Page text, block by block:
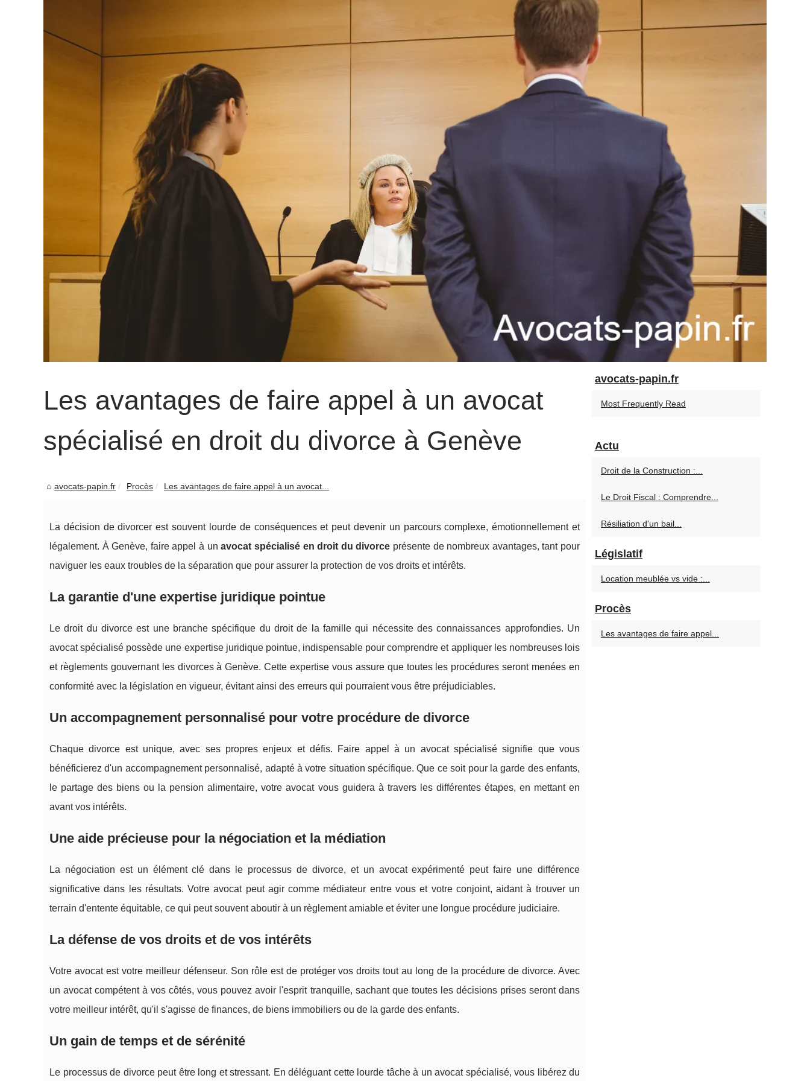
Les avantages de faire appel à un avocat
spécialisé en droit du divorce à Genève
avocats-papin.fr Procès Les avantages de faire appel à un avocat...
La décision de divorcer est souvent lourde de conséquences et peut devenir un parcours complexe, émotionnellement et
légalement. À Genève, faire appel à unavocat spécialisé en droit du divorce présente de nombreux avantages, tant pour
naviguer les eaux troubles de la séparation que pour assurer la protection de vos droits et intérêts.
La garantie d'une expertise juridique pointue
Le droit du divorce est une branche spécifique du droit de la famille qui nécessite des connaissances approfondies. Un
avocat spécialisé possède une expertise juridique pointue, indispensable pour comprendre et appliquer les nombreuses lois
et règlements gouvernant les divorces à Genève. Cette expertise vous assure que toutes les procédures seront menées en
conformité avec la législation en vigueur, évitant ainsi des erreurs qui pourraient vous être préjudiciables.
Un accompagnement personnalisé pour votre procédure de divorce
Chaque divorce est unique, avec ses propres enjeux et défis. Faire appel à un avocat spécialisé signifie que vous
bénéficierez d'un accompagnement personnalisé, adapté à votre situation spécifique. Que ce soit pour la garde des enfants,
le partage des biens ou la pension alimentaire, votre avocat vous guidera à travers les différentes étapes, en mettant en
avant vos intérêts.
Une aide précieuse pour la négociation et la médiation
La négociation est un élément clé dans le processus de divorce, et un avocat expérimenté peut faire une différence
significative dans les résultats. Votre avocat peut agir comme médiateur entre vous et votre conjoint, aidant à trouver un
terrain d'entente équitable, ce qui peut souvent aboutir à un règlement amiable et éviter une longue procédure judiciaire.
La défense de vos droits et de vos intérêts
Votre avocat est votre meilleur défenseur. Son rôle est de protéger vos droits tout au long de la procédure de divorce. Avec
un avocat compétent à vos côtés, vous pouvez avoir l'esprit tranquille, sachant que toutes les décisions prises seront dans
votre meilleur intérêt, qu'il s'agisse de finances, de biens immobiliers ou de la garde des enfants.
Un gain de temps et de sérénité
Le processus de divorce peut être long et stressant. En déléguant cette lourde tâche à un avocat spécialisé, vous libérez du
avocats-papin.fr
Most Frequently Read
Actu
Droit de la Construction :...
Le Droit Fiscal : Comprendre...
Résiliation d'un bail...
Législatif
Location meublée vs vide :...
Procès
Les avantages de faire appel...